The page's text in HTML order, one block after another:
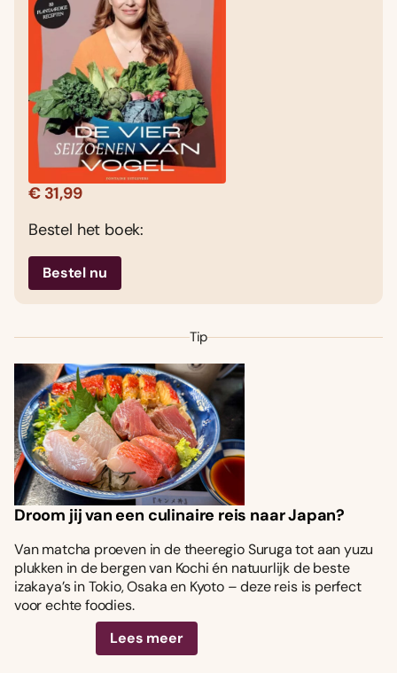
€ 31,99
Bestel het boek:
Bestel nu
Tip
Droom jij van een culinaire reis naar Japan?
Van matcha proeven in de theeregio Suruga tot aan yuzu
plukken in de bergen van Kochi én natuurlijk de beste
izakaya’s in Tokio, Osaka en Kyoto – deze reis is perfect
voor echte foodies.
Lees meer